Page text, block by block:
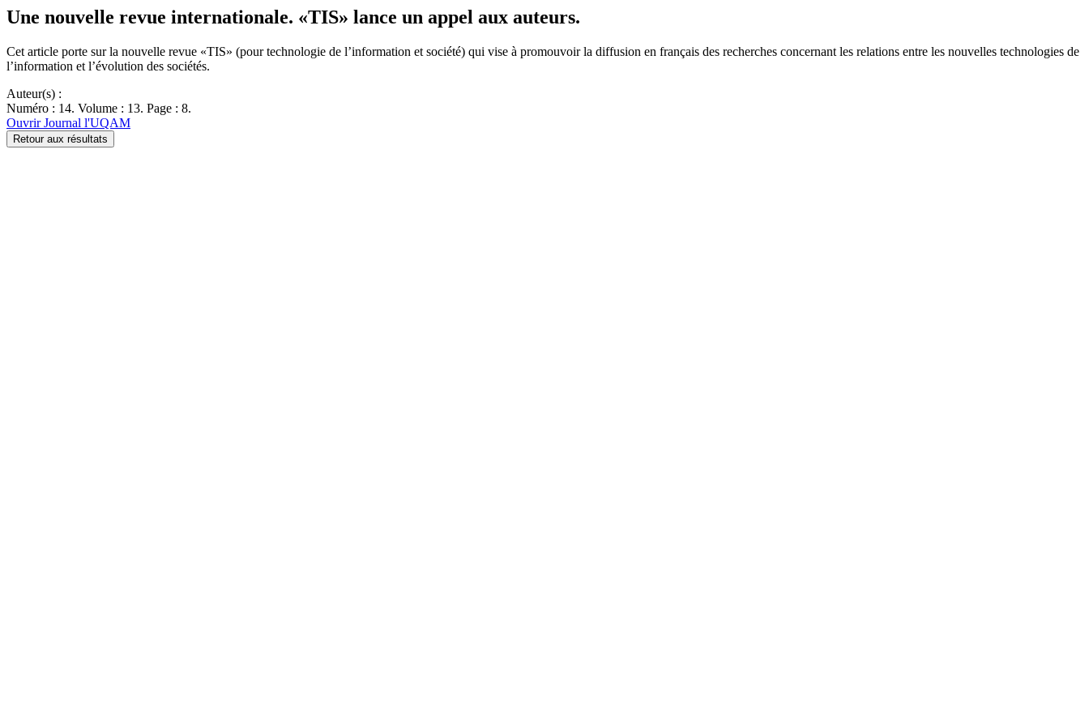
Une nouvelle revue internationale. «TIS» lance un appel aux auteurs.
Cet article porte sur la nouvelle revue «TIS» (pour technologie de l’information et société) qui vise à promouvoir la diffusion en français des recherches concernant les relations entre les nouvelles technologies de
l’information et l’évolution des sociétés.
Auteur(s) :
Numéro : 14. Volume : 13. Page : 8.
Ouvrir Journal l'UQAM
Retour aux résultats